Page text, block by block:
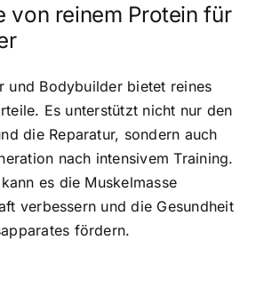
von reinem Protein für
und Bodybuilder bietet reines
Es unterstützt nicht nur den
die Reparatur, sondern auch
nach intensivem Training.
es die Muskelmasse
verbessern und die Gesundheit
fördern.